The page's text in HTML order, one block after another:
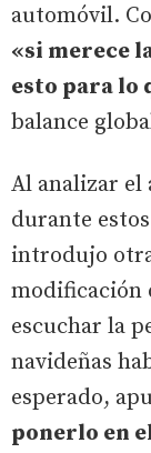
automóvil.
«si merece
esto para lo
balance
Al analizar el
durante
introdujo
modificación
escuchar la
navideñas
esperado,
ponerlo en